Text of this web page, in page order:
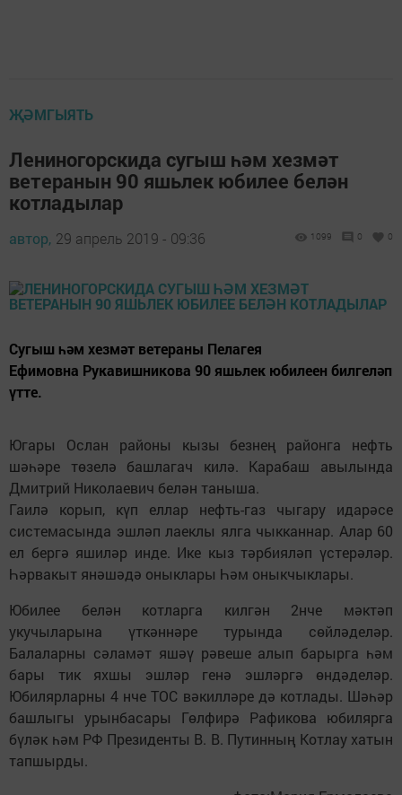
ҖӘМГЫЯТЬ
Лениногорскида сугыш һәм хезмәт
ветеранын 90 яшьлек юбилее белән
котладылар
автор, 29 апрель 2019 - 09:36 1099 0 0
Сугыш һәм хезмәт ветераны Пелагея
Ефимовна Рукавишникова 90 яшьлек юбилеен билгеләп
үтте.
Югары Ослан районы кызы безнең районга нефть
шәһәре төзелә башлагач килә. Карабаш авылында
Дмитрий Николаевич белән таныша.
Гаилә корып, күп еллар нефть-газ чыгару идарәсе
системасында эшләп лаеклы ялга чыкканнар. Алар 60
ел бергә яшиләр инде. Ике кыз тәрбияләп үстерәләр.
Һәрвакыт янәшәдә оныклары Һәм оныкчыклары.
Юбилее белән котларга килгән 2нче мәктәп
укучыларына үткәннәре турында сөйләделәр.
Балаларны сәламәт яшәү рәвеше алып барырга һәм
бары тик яхшы эшләр генә эшләргә өндәделәр.
Юбилярларны 4 нче ТОС вәкилләре дә котлады. Шәһәр
башлыгы урынбасары Гөлфирә Рафикова юбилярга
бүләк һәм РФ Президенты В. В. Путинның Котлау хатын
тапшырды.